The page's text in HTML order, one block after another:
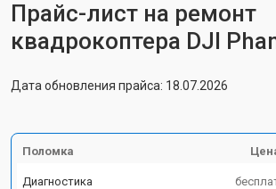
Прайс-лист на ремонт
квадрокоптера DJI
Дата обновления прайса: 18.07.2026
Поломка
Диагностика